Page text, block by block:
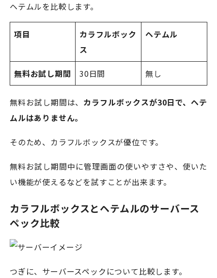
ヘテムルを比較します。
項目
カラフルボック
ス
ヘテムル
無料お試し期間 30日間 無し
無料お試し期間は、 カラフルボックスが30日で、ヘテ
ムルはありません。
そのため、カラフルボックスが優位です。
無料お試し期間中に管理画面の使いやすさや、使いた
い機能が使えるなどを試すことが出来ます。
カラフルボックスとヘテムルのサーバース
ペック比較
つぎに、サーバースペックについて比較します。